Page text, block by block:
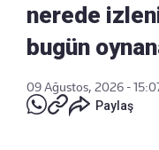
nerede
bugün
09 Ağustos, 2026 -
Paylaş